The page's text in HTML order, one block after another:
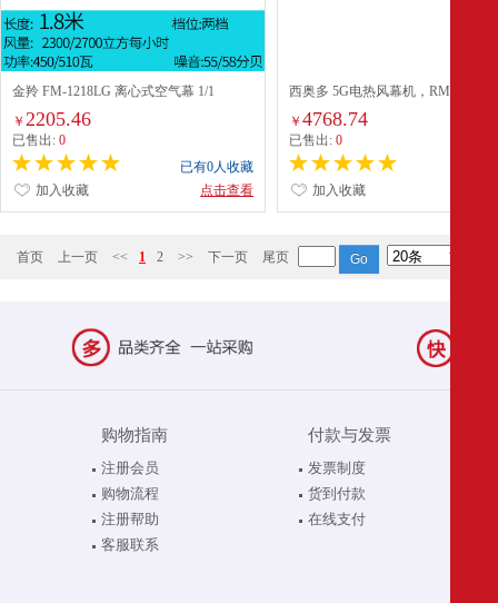
金羚 FM-1218LG 离心式空气幕 1/1
￥ 2205.46
已售出: 0
已有0人收藏
点击查看
加入收藏
西奥多 5G电热风幕机，RM-1218S-
3D/Y5G，380V ，长度1800mm，
装 售卖规格：1台
￥4768.74
已售出:0
加入收藏
首页 上一页 << 1 2 >> 下一页 尾页
购物指南
注册会员
购物流程
注册帮助
客服联系
付款与发票
发票制度
货到付款
在线支付